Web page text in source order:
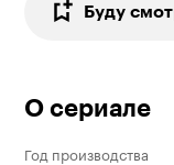
Буду
О сериале
Год производства